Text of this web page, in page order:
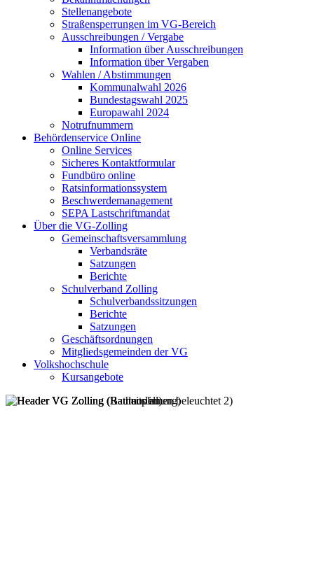
Stellenangebote
Straßensperrungen im VG-Bereich
Ausschreibungen / Vergabe
Information über Ausschreibungen
Information über Vergaben
Wahlen / Abstimmungen
Kommunalwahl 2026
Bundestagswahl 2025
Europawahl 2024
Notrufnummern
Behördenservice Online
Online Services
Sicheres Kontaktformular
Fundbüro online
Ratsinformationssystem
Beschwerdemanagement
SEPA Lastschriftmandat
Über die VG-Zolling
Gemeinschaftsversammlung
Verbandsräte
Satzungen
Berichte
Schulverband Zolling
Schulverbandssitzungen
Berichte
Satzungen
Geschäftsordnungen
Mitgliedsgemeinden der VG
Volkshochschule
Kursangebote